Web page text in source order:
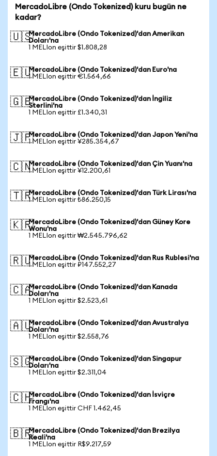
MercadoLibre (Ondo Tokenized) kuru bugün ne
kadar?
🇺🇸MercadoLibre (Ondo Tokenized)'dan Amerikan
Doları'na
1 MELIon eşittir $1.808,28
🇪🇺MercadoLibre (Ondo Tokenized)'dan Euro'na
1 MELIon eşittir €1.564,66
🇬🇧MercadoLibre (Ondo Tokenized)'dan İngiliz
Sterlini'na
1 MELIon eşittir £1.340,31
🇯🇵MercadoLibre (Ondo Tokenized)'dan Japon Yeni'na
1 MELIon eşittir ¥285.354,67
🇨🇳MercadoLibre (Ondo Tokenized)'dan Çin Yuanı'na
1 MELIon eşittir ¥12.200,61
🇹🇷MercadoLibre (Ondo Tokenized)'dan Türk Lirası'na
1 MELIon eşittir ₺86.250,15
🇰🇷MercadoLibre (Ondo Tokenized)'dan Güney Kore
Wonu'na
1 MELIon eşittir ₩2.545.796,62
🇷🇺MercadoLibre (Ondo Tokenized)'dan Rus Rublesi'na
1 MELIon eşittir ₽147.552,27
🇨🇦MercadoLibre (Ondo Tokenized)'dan Kanada
Doları'na
1 MELIon eşittir $2.523,61
🇦🇺MercadoLibre (Ondo Tokenized)'dan Avustralya
Doları'na
1 MELIon eşittir $2.558,76
🇸🇬MercadoLibre (Ondo Tokenized)'dan Singapur
Doları'na
1 MELIon eşittir $2.311,04
🇨🇭MercadoLibre (Ondo Tokenized)'dan İsviçre
Frangı'na
1 MELIon eşittir CHF 1.462,45
🇧🇷MercadoLibre (Ondo Tokenized)'dan Brezilya
Reali'na
1 MELIon eşittir R$9.217,59